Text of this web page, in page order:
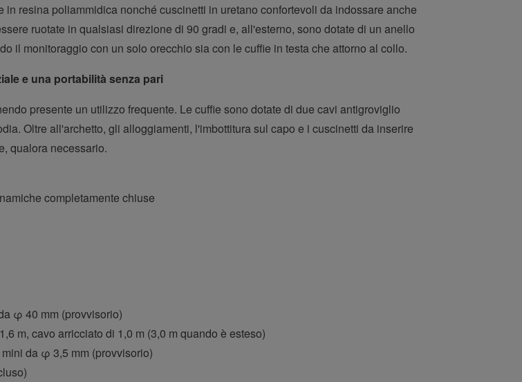
resina poliammidica nonché cuscinetti in uretano confortevoli da indossare anche
ruotate in qualsiasi direzione di 90 gradi e, all'esterno, sono dotate di un anello
il monitoraggio con un solo orecchio sia con le cuffie in testa che attorno al collo.
e una portabilità senza pari
presente un utilizzo frequente. Le cuffie sono dotate di due cavi antigroviglio
Oltre all'archetto, gli alloggiamenti, l'imbottitura sul capo e i cuscinetti da inserire
qualora necessario.
completamente chiuse
φ 40 mm (provvisorio)
m, cavo arricciato di 1,0 m (3,0 m quando è esteso)
da φ 3,5 mm (provvisorio)